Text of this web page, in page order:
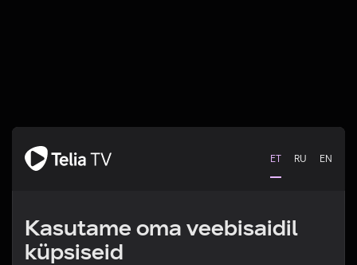
ET RU EN
Kasutame oma veebisaidil
küpsiseid